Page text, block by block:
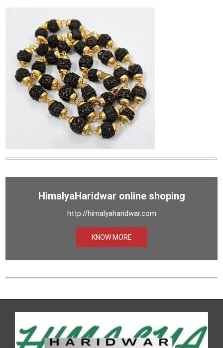
HimalyaHaridwar online shoping
http://himalyaharidwar.com
KNOW MORE